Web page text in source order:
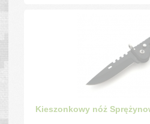
Kieszonkowy nóż